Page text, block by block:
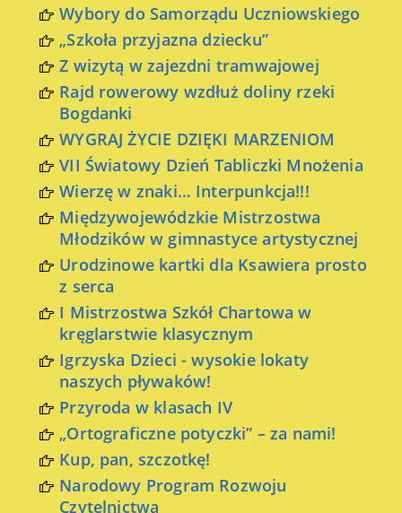
Wybory do Samorządu Uczniowskiego
„Szkoła przyjazna dziecku”
Z wizytą w zajezdni tramwajowej
Rajd rowerowy wzdłuż doliny rzeki
Bogdanki
WYGRAJ ŻYCIE DZIĘKI MARZENIOM
VII Światowy Dzień Tabliczki Mnożenia
Wierzę w znaki… Interpunkcja!!!
Międzywojewódzkie Mistrzostwa
Młodzików w gimnastyce artystycznej
Urodzinowe kartki dla Ksawiera prosto
z serca
I Mistrzostwa Szkół Chartowa w
kręglarstwie klasycznym
Igrzyska Dzieci - wysokie lokaty
naszych pływaków!
Przyroda w klasach IV
„Ortograficzne potyczki” – za nami!
Kup, pan, szczotkę!
Narodowy Program Rozwoju
Czytelnictwa